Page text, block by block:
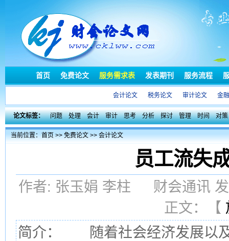
首页 免费论文 服务需求表 发表期刊 服务流程
会计论文 税务论文 审计论文 金
论文标签： 问题 处理 会计 审计 思考 分析 探讨 管理 时间 对策
当前位置：首页>>免费论文>>会计论文
员工流失
作者: 张玉娟 李柱 财会通讯
正文：【
简介： 随着社会经济发展以及